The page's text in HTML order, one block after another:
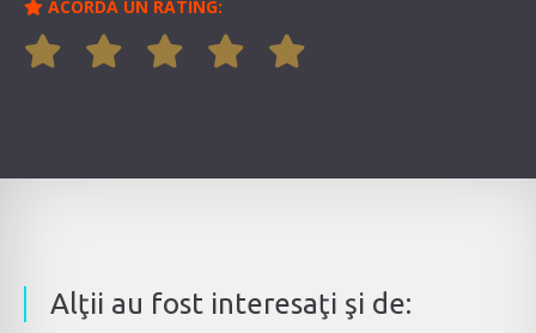
ACORDĂ UN RATING:
Alţii au fost interesaţi şi de: